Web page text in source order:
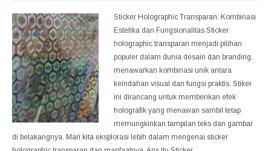
Sticker Holographic Transparan: Kombinasi
Estetika dan Fungsionalitas Sticker
holographic transparan menjadi pilihan
populer dalam dunia desain dan branding,
menawarkan kombinasi unik antara
keindahan visual dan fungsi praktis. Stiker
ini dirancang untuk memberikan efek
holografik yang menawan sambil tetap
memungkinkan tampilan teks dan gambar
di belakangnya. Mari kita eksplorasi lebih dalam mengenai sticker